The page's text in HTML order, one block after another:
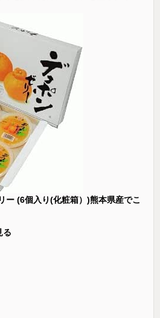
ー (6個入り(化粧箱）)熊本県産でこ
る